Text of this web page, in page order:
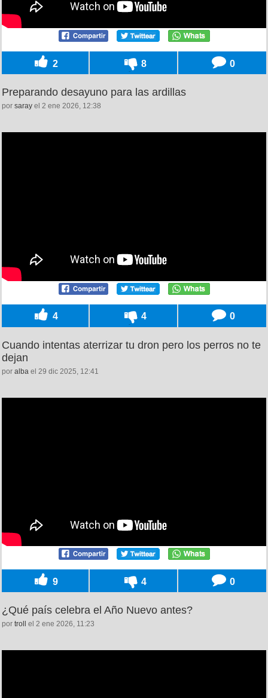
2 8 0
Preparando desayuno para las ardillas
por saray el 2 ene 2026, 12:38
4 4 0
Cuando intentas aterrizar tu dron pero los perros no te
dejan
por alba el 29 dic 2025, 12:41
9 4 0
¿Qué país celebra el Año Nuevo antes?
por troll el 2 ene 2026, 11:23